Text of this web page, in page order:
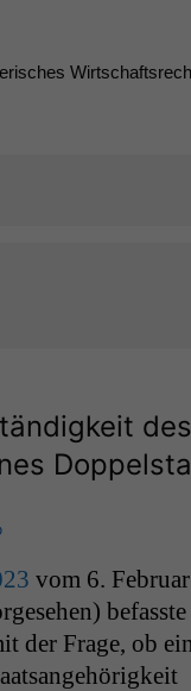
vom 6. Feb­ru­ar
befasste
der Frage, ob
schätzung des Schieds­gerichts, wonach die
Staat­sange­
für unzuständig